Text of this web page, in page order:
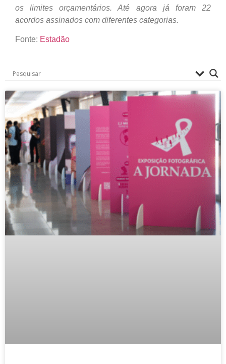
os limites orçamentários. Até agora já foram 22
acordos assinados com diferentes categorias.
Fonte: Estadão